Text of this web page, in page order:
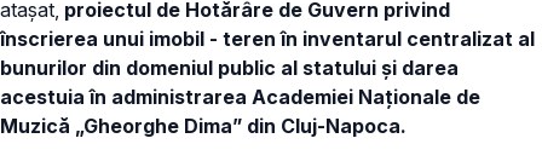
atașat, proiectul de Hotărâre de Guvern privind
înscrierea unui imobil - teren în inventarul centralizat al
bunurilor din domeniul public al statului și darea
acestuia în administrarea Academiei Naționale de
Muzică „Gheorghe Dima” din Cluj-Napoca.